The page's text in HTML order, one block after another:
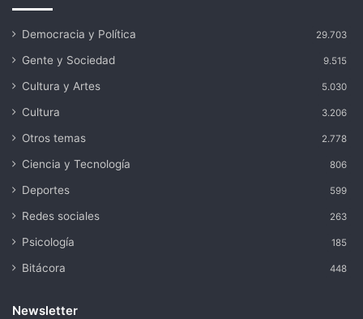
Democracia y Política 29.703
Gente y Sociedad 9.515
Cultura y Artes 5.030
Cultura 3.206
Otros temas 2.778
Ciencia y Tecnología 806
Deportes 599
Redes sociales 263
Psicología 185
Bitácora 448
Newsletter